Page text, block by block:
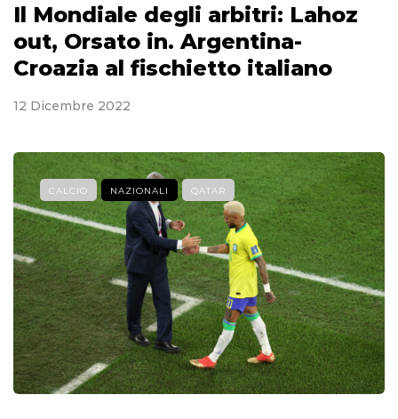
Il Mondiale degli arbitri: Lahoz
out, Orsato in. Argentina-
Croazia al fischietto italiano
12 Dicembre 2022
CALCIO NAZIONALI QATAR